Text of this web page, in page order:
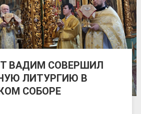
ВАДИМ СОВЕРШИЛ
ЛИТУРГИЮ В
СОБОРЕ